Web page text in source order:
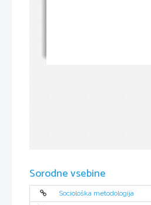
Sorodne vsebine
Sociološka metodologija